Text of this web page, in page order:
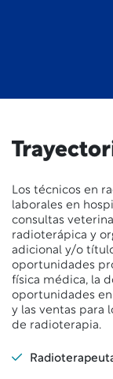
Los técnicos en
laborales en
consultas
radioterápica y
adicional y/o
oportunidades
física médica, la
oportunidades
y las ventas para
de radioterapia.